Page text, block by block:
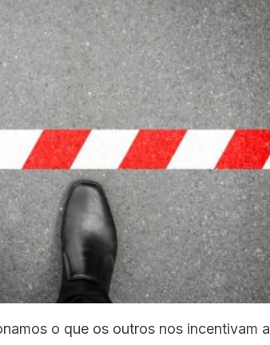
o que os outros nos incentivam a